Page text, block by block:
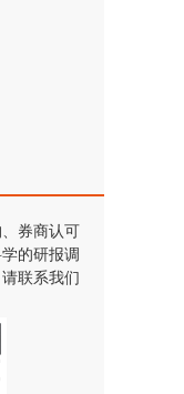
券商认可
的研报调
联系我们